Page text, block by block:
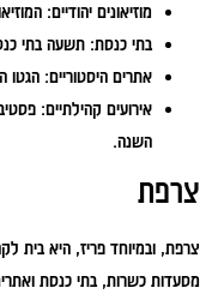
מוזיאונים יהודיים:
בתי כנסת: תשעה בתי
אתרים היסטוריים: הגטו
אירועים קהילתיים:
השנה.
צרפת
צרפת, ובמיוחד פריז, היא בית
מסעדות כשרות, בתי כנסת